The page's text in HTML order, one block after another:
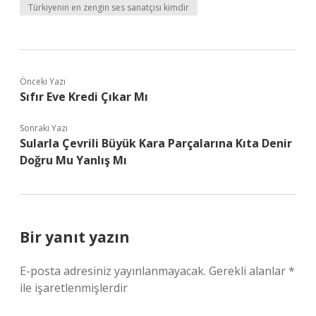
Türkiyenin en zengin ses sanatçısı kimdir
Önceki Yazı
Sıfır Eve Kredi Çıkar Mı
Sonraki Yazı
Sularla Çevrili Büyük Kara Parçalarına Kıta Denir
Doğru Mu Yanlış Mı
Bir yanıt yazın
E-posta adresiniz yayınlanmayacak. Gerekli alanlar*
ile işaretlenmişlerdir